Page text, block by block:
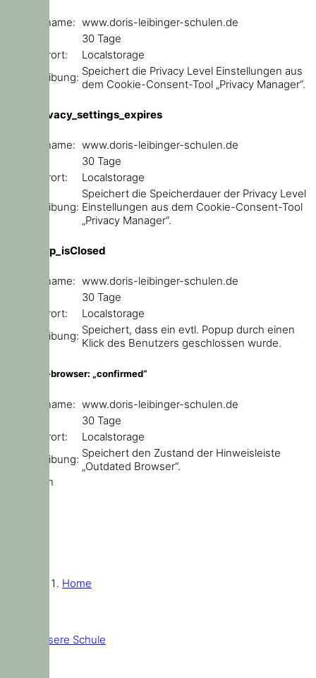
Domainname: www.doris-leibinger-schulen.de
30 Tage
Speicherort:
Localstorage
Beschreibung: Speichert die Privacy Level Einstellungen aus
dem Cookie-Consent-Tool „Privacy Manager“.
user_privacy_settings_expires
Domainname: www.doris-leibinger-schulen.de
30 Tage
Speicherort:
Localstorage
Beschreibung:
Speichert die Speicherdauer der Privacy Level
Einstellungen aus dem Cookie-Consent-Tool
„Privacy Manager“.
ce_popup_isClosed
Domainname: www.doris-leibinger-schulen.de
30 Tage
Speicherort:
Localstorage
Beschreibung: Speichert, dass ein evtl. Popup durch einen
Klick des Benutzers geschlossen wurde.
outdated-browser: „confirmed“
Domainname: www.doris-leibinger-schulen.de
30 Tage
Speicherort:
Localstorage
Beschreibung: Speichert den Zustand der Hinweisleiste
„Outdated Browser“.
Schließen
Home
Unsere Schule